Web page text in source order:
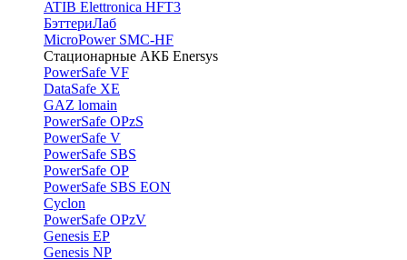
ATIB Elettronica HFT3
БэттериЛаб
MicroPower SMC-HF
Стационарные АКБ Enersys
PowerSafe VF
DataSafe XE
GAZ lomain
PowerSafe OPzS
PowerSafe V
PоwerSafe SBS
PowerSafe OP
PоwerSafe SBS EON
Cyclon
PowerSafe OPzV
Genesis EP
Genesis NP